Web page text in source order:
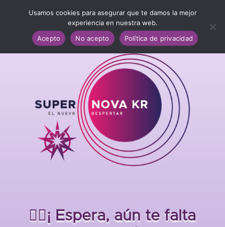
✋🏼¡ Espera, aún te falta
Usamos cookies para asegurar que te damos la mejor
experiencia en nuestra web.
Acepto
No acepto Política de privacidad